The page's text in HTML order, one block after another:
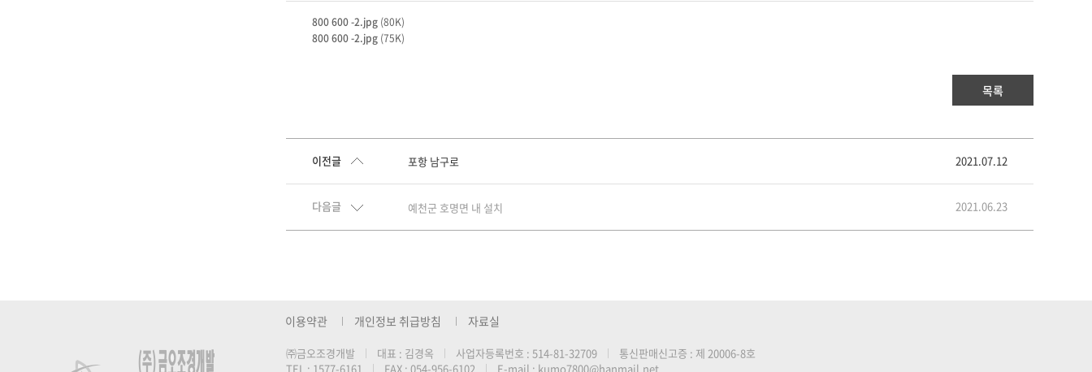
800 600 -2.jpg (80K)
800 600 -2.jpg (75K)
목록
이전글 포항 남구로 2021.07.12
다음글 예천군 호명면 내 설치 2021.06.23
이용약관 개인정보 취급방침 자료실
㈜금오조경개발 | 대표 : 김경옥 | 사업자등록번호 : 514-81-32709 |
통신판매신고증 : 제 20006-8호
TEL : 1577-6161
| FAX : 054-956-6102 | E-mail : kumo7800@hanmail.net